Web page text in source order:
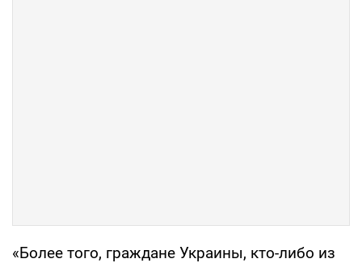
«Более того, граждане Украины, кто-либо из